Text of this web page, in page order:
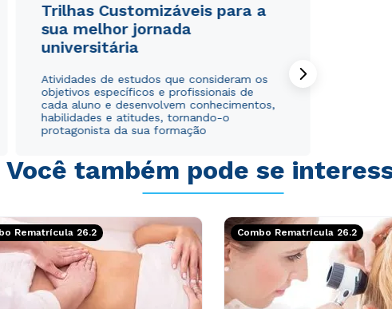
Trilhas Customizáveis para a
sua melhor jornada
universitária
Atividades de estudos que consideram os
objetivos específicos e profissionais de
cada aluno e desenvolvem conhecimentos,
habilidades e atitudes, tornando-o
protagonista da sua formação
Você também pode se
Rematrícula 26.2 Combo Rematrícula 26.2
WhatsApp
ou
Estou de acordo com a Política de Privacidade.e
autorizo que meus dados sejam utilizados para o
envio de conteúdos da Cruzeiro do Sul.
WhatsApp
ou
Estou de acordo com a Política de Privacidade.e
autorizo que meus dados sejam utilizados para o
envio de conteúdos da Cruzeiro do Sul.